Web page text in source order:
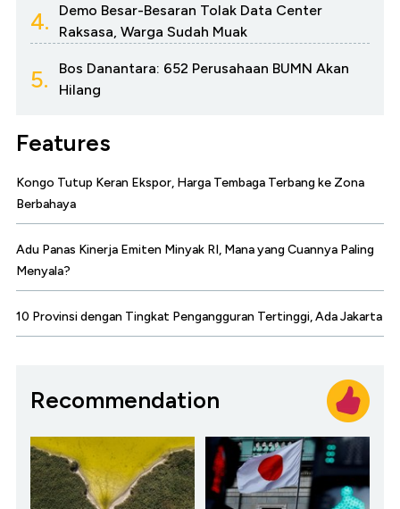
4.
Demo Besar-Besaran Tolak Data Center
Raksasa, Warga Sudah Muak
5.
Bos Danantara: 652 Perusahaan BUMN Akan
Hilang
Features
Kongo Tutup Keran Ekspor, Harga Tembaga Terbang ke Zona
Berbahaya
Adu Panas Kinerja Emiten Minyak RI, Mana yang Cuannya Paling
Menyala?
10 Provinsi dengan Tingkat Pengangguran Tertinggi, Ada Jakarta
Recommendation